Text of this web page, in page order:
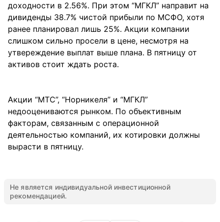
доходности в 2.56%. При этом “МГКЛ” направит на
дивиденды 38.7% чистой прибыли по МСФО, хотя
ранее планировал лишь 25%. Акции компании
слишком сильно просели в цене, несмотря на
утвереждение выплат выше плана. В пятницу от
активов стоит ждать роста.
Акции “МТС”, “Норникеля” и “МГКЛ”
недооцениваются рынком. По объективным
факторам, связанным с операционной
деятельностью компаний, их котировки должны
вырасти в пятницу.
Не является индивидуальной инвестиционной
рекомендацией.